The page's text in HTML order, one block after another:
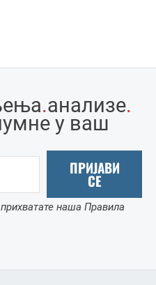
.анализе.
у ваш
ПРИЈАВИ
СЕ
наша Правила